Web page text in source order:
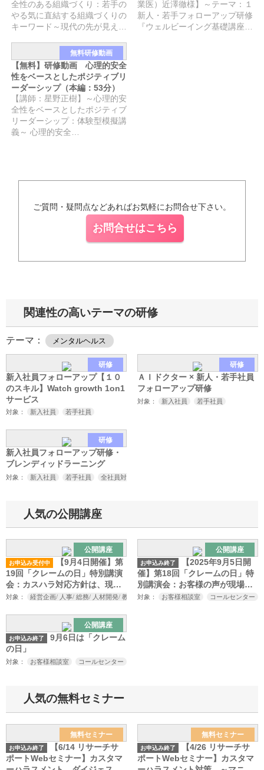
全性のある組織づくり：若手の
やる気に直結する組織づくりの
キーワード～現代の先が見え…
業医）近澤徹様】～テーマ：１
新人・若手フォローアップ研修
『ウェルビーイング基礎講座…
無料研修動画
【無料】研修動画 心理的安全
性をベースとしたポジティブリ
ーダーシップ（本編：53分）
【講師：星野正樹】～心理的安
全性をベースとしたポジティブ
リーダーシップ：体験型模擬講
義～ 心理的安全…
ご質問・疑問点などあればお気軽にお問合せ下さい。
お問合せはこちら
関連性の高いテーマの研修
テーマ： メンタルヘルス
研修
新入社員フォローアップ【１０
のスキル】Watch growth 1on1
サービス
対象： 新入社員 若手社員
研修
ＡＩドクター × 新人・若手社員
フォローアップ研修
対象： 新入社員 若手社員
研修
新入社員フォローアップ研修・
ブレンディッドラーニング
対象： 新入社員 若手社員 全社員対象
人気の公開講座
公開講座
お申込み受付中
【9月4日開催】第
19回「クレームの日」特別講演
会：カスハラ対応方針は、現場
まで落とし込めていますか？
対象： 経営企画/ 人事/ 総務/ 人材開発/ 教育研修担当者/ お客様相談室/ コールセンター/
公開講座
お申込み終了
【2025年9月5日開
催】第18回「クレームの日」特
別講演会：お客様の声が現場を
追い詰める時代に組織はどう守
対象： お客様相談室 コールセンター
公開講座
お申込み終了
9月6日は「クレーム
の日」
対象： お客様相談室 コールセンター
人気の無料セミナー
無料セミナー
お申込み終了
【6/14 リサーチサ
ポートWebセミナー】カスタマ
無料セミナー
お申込み終了
【4/26 リサーチサ
ポートWebセミナー】カスタマ